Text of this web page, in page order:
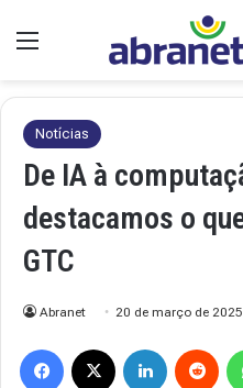
Notícias
De IA à
destacamos o
GTC
Abranet 20 de março de 2025